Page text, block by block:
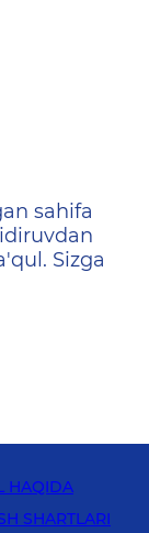
sahifa
Sizga
HAQIDA
SHARTLARI